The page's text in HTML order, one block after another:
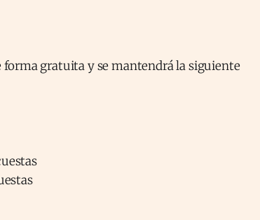
forma gratuita y se mantendrá la siguiente